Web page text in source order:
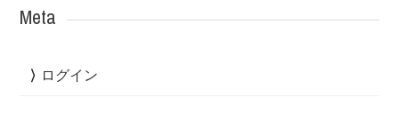
Meta
ログイン